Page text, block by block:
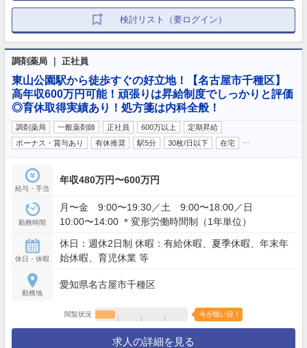
検討リスト（要ログイン）
調剤薬局 ｜ 正社員
東山公園駅から徒歩すぐの好立地！【名古屋市千種区】
高年収600万円可能！頑張りは昇給制度でしっかりと評価
◎育休取得実績あり！処方箋は内科全般！
調剤薬局 一般薬剤師 正社員 600万以上
定期昇給
ボーナス・賞与あり
有休推奨 駅5分 30枚/日以下 在宅
給与・手当
年収480万円〜600万円
勤務時間
月〜金 9:00〜19:30／土 9:00〜18:00／日
10:00〜14:00 ＊変形労働時間制（1年単位）
休日・休暇
休日：週休2日制 休暇：有給休暇、夏季休暇、年末年
始休暇、育児休業 等
勤務地
愛知県名古屋市千種区
閲覧状況 今が狙い目！
求人の詳細を見る